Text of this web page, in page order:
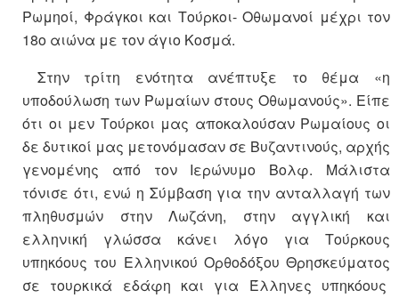
Ρωμηοί, Φράγκοι και Τούρκοι- Οθωμανοί μέχρι τον
18ο αιώνα με τον άγιο Κοσμά.
Στην τρίτη ενότητα ανέπτυξε το θέμα «η
υποδούλωση των Ρωμαίων στους Οθωμανούς». Είπε
ότι οι μεν Τούρκοι μας αποκαλούσαν Ρωμαίους οι
δε δυτικοί μας μετονόμασαν σε Βυζαντινούς, αρχής
γενομένης από τον Ιερώνυμο Βολφ. Μάλιστα
τόνισε ότι, ενώ η Σύμβαση για την ανταλλαγή των
πληθυσμών στην Λωζάνη, στην αγγλική και
ελληνική γλώσσα κάνει λόγο για Τούρκους
υπηκόους του Ελληνικού Ορθοδόξου Θρησκεύματος
σε τουρκικά εδάφη και για Έλληνες υπηκόους